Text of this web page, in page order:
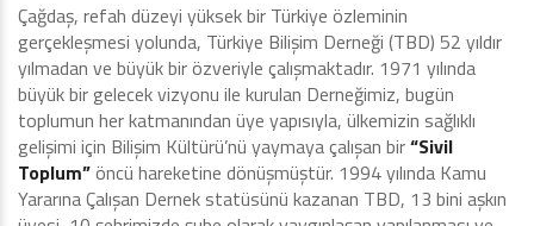
Çağdaş, refah düzeyi yüksek bir Türkiye özleminin
gerçekleşmesi yolunda, Türkiye Bilişim Derneği (TBD) 52 yıldır
yılmadan ve büyük bir özveriyle çalışmaktadır. 1971 yılında
büyük bir gelecek vizyonu ile kurulan Derneğimiz, bugün
toplumun her katmanından üye yapısıyla, ülkemizin sağlıklı
gelişimi için Bilişim Kültürü’nü yaymaya çalışan bir“Sivil
Toplum”öncü hareketine dönüşmüştür. 1994 yılında Kamu
Yararına Çalışan Dernek statüsünü kazanan TBD, 13 bini aşkın